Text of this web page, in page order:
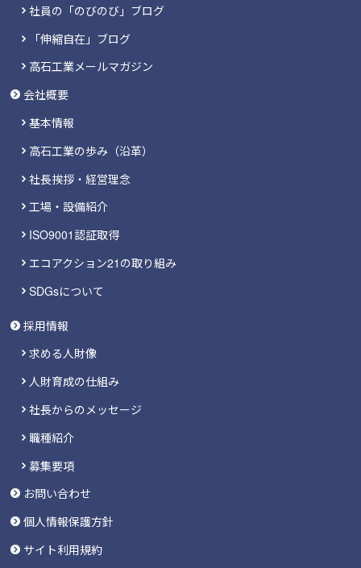
社員の「のびのび」ブログ
「伸縮自在」ブログ
高石工業メールマガジン
会社概要
基本情報
高石工業の歩み（沿革）
社長挨拶・経営理念
工場・設備紹介
ISO9001認証取得
エコアクション21の取り組み
SDGsについて
採用情報
求める人財像
人財育成の仕組み
社長からのメッセージ
職種紹介
募集要項
お問い合わせ
個人情報保護方針
サイト利用規約